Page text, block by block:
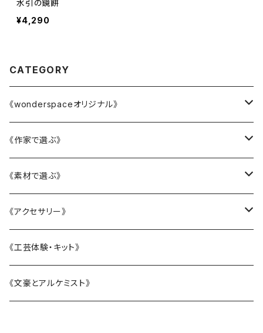
水引の鏡餅
¥4,290
CATEGORY
《wonderspaceオリジナル》
かニャんざわ豆皿
LittleFlower
水引アクセサリー
KANAZAWAシリーズ
BOTANIC ISHIKAWA -ボタニックイシカワ-
《作家で選ぶ》
大西雄三郎
織田恵美
河村澄香
川崎知美
《素材で選ぶ》
陶磁器
ガラス
漆
《アクセサリー》
リング
ピアス・イヤリング
《工芸体験・キット》
《文豪とアルケミスト》